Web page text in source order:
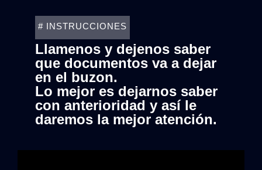
# INSTRUCCIONES
Llamenos y dejenos saber
que documentos va a dejar
en el buzon.
Lo mejor es dejarnos saber
con anterioridad y así le
daremos la mejor atención.